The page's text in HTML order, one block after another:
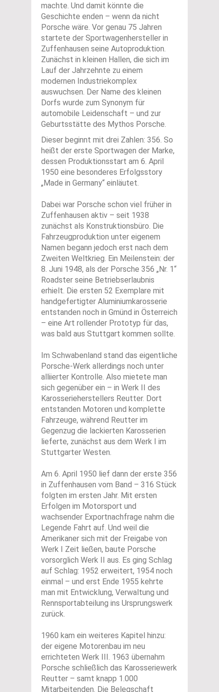
machte. Und damit könnte die
Geschichte enden – wenn da nicht
Porsche wäre. Vor genau 75 Jahren
startete der Sportwagenhersteller in
Zuffenhausen seine Autoproduktion.
Zunächst in kleinen Hallen, die sich im
Lauf der Jahrzehnte zu einem
modernen Industriekomplex
auswuchsen. Der Name des kleinen
Dorfs wurde zum Synonym für
automobile Leidenschaft – und zur
Geburtsstätte des Mythos Porsche.
Dieser beginnt mit drei Zahlen: 356. So
heißt der erste Sportwagen der Marke,
dessen Produktionsstart am 6. April
1950 eine besonderes Erfolgsstory
„Made in Germany“ einläutet.
Dabei war Porsche schon viel früher in
Zuffenhausen aktiv – seit 1938
zunächst als Konstruktionsbüro. Die
Fahrzeugproduktion unter eigenem
Namen begann jedoch erst nach dem
Zweiten Weltkrieg. Ein Meilenstein: der
8. Juni 1948, als der Porsche 356 „Nr. 1“
Roadster seine Betriebserlaubnis
erhielt. Die ersten 52 Exemplare mit
handgefertigter Aluminiumkarosserie
entstanden noch in Gmünd in Österreich
– eine Art rollender Prototyp für das,
was bald aus Stuttgart kommen sollte.
Im Schwabenland stand das eigentliche
Porsche-Werk allerdings noch unter
alliierter Kontrolle. Also mietete man
sich gegenüber ein – in Werk II des
Karosserieherstellers Reutter. Dort
entstanden Motoren und komplette
Fahrzeuge, während Reutter im
Gegenzug die lackierten Karosserien
lieferte, zunächst aus dem Werk I im
Stuttgarter Westen.
Am 6. April 1950 lief dann der erste 356
in Zuffenhausen vom Band – 316 Stück
folgten im ersten Jahr. Mit ersten
Erfolgen im Motorsport und
wachsender Exportnachfrage nahm die
Legende Fahrt auf. Und weil die
Amerikaner sich mit der Freigabe von
Werk I Zeit ließen, baute Porsche
vorsorglich Werk II aus. Es ging Schlag
auf Schlag: 1952 erweitert, 1954 noch
einmal – und erst Ende 1955 kehrte
man mit Entwicklung, Verwaltung und
Rennsportabteilung ins Ursprungswerk
zurück.
1960 kam ein weiteres Kapitel hinzu:
der eigene Motorenbau im neu
errichteten Werk III. 1963 übernahm
Porsche schließlich das Karosseriewerk
Reutter – samt knapp 1.000
Mitarbeitenden. Die Belegschaft